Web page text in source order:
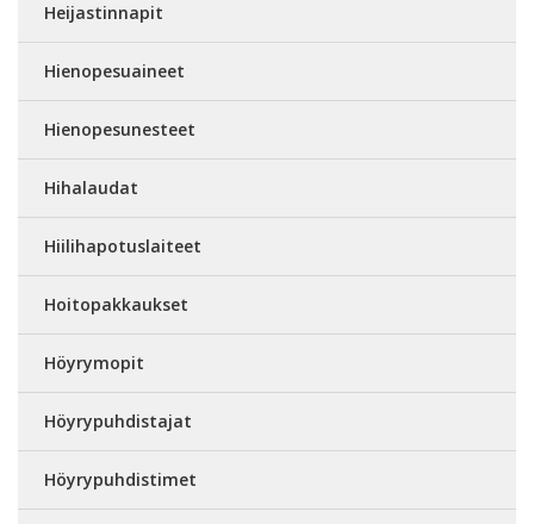
Heijastinnapit
Hienopesuaineet
Hienopesunesteet
Hihalaudat
Hiilihapotuslaiteet
Hoitopakkaukset
Höyrymopit
Höyrypuhdistajat
Höyrypuhdistimet